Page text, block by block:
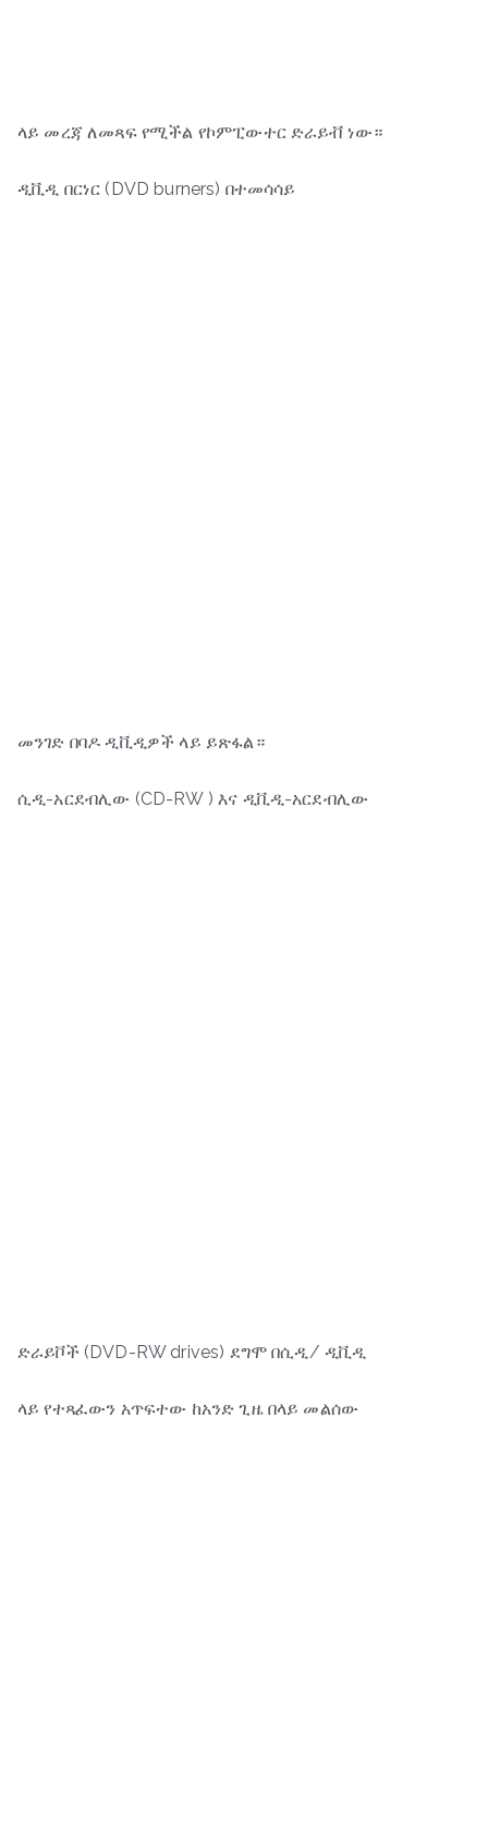
ላይ መረጃ ለመጻፍ የሚችል የኮምፒውተር ድራይቭ ነው።
ዲቪዲ በርነር (DVD burners) በተመሳሳይ
መንገድ በባዶ ዲቪዲዎች ላይ ይጽፋል።
ሲዲ-አርደብሊው (CD-RW ) እና ዲቪዲ-አርደብሊው
ድራይቮች (DVD-RW drives) ደግሞ በሲዲ/ ዲቪዲ
ላይ የተጻፈውን አጥፍተው ከአንድ ጊዜ በላይ መልሰው